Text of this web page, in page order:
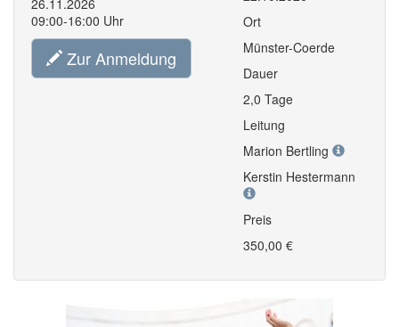
26.11.2026
09:00-16:00 Uhr
Zur Anmeldung
Ort
Münster-Coerde
Dauer
2,0 Tage
Leitung
Marion Bertling
Kerstin Hestermann
Preis
350,00 €